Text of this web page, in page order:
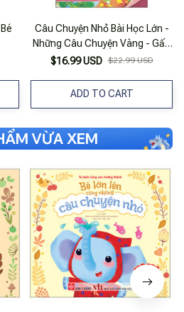
Câu Chuyện Nhỏ Bài Học Lớn -
Những Câu Chuyện Vàng - Gấu
Con Tìm Bạn
$16.99 USD $22.99 USD
ADD TO CART
VỪA XEM